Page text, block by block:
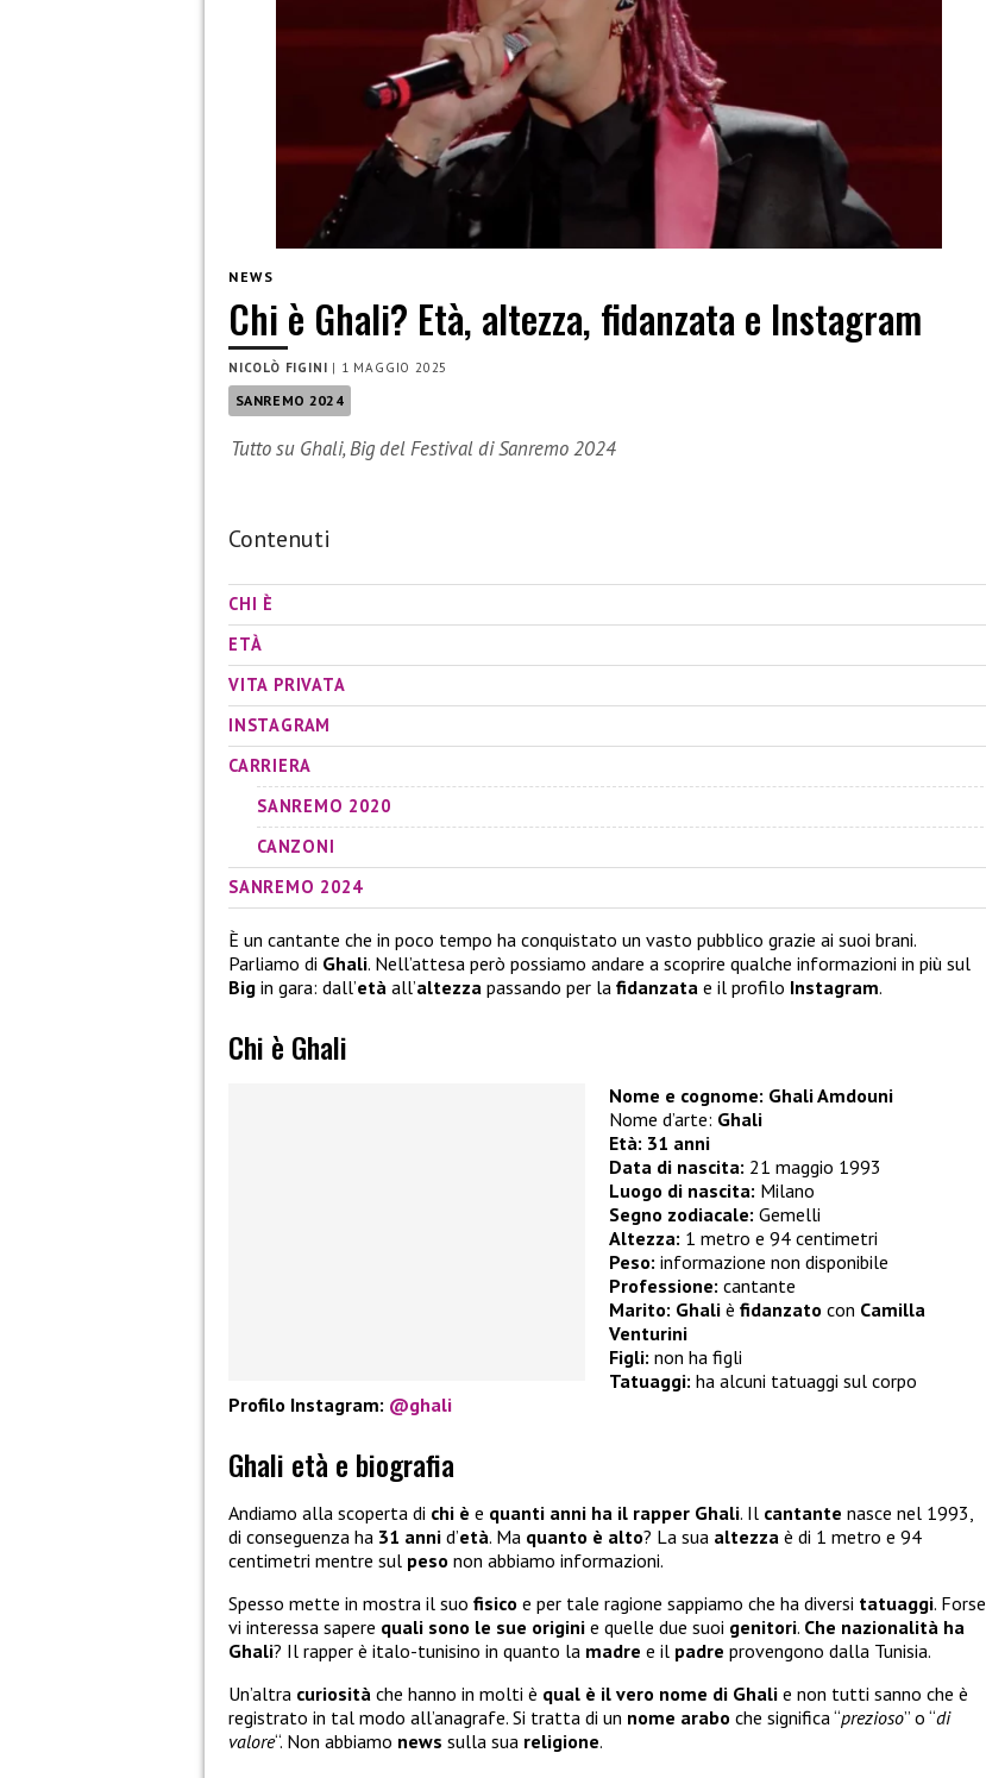
NEWS
Chi è Ghali? Età, altezza, fidanzata e Instagram
NICOLÒ FIGINI | 1 MAGGIO 2025
SANREMO 2024
Tutto su Ghali, Big del Festival di Sanremo 2024
Contenuti
CHI È
ETÀ
VITA PRIVATA
INSTAGRAM
CARRIERA
SANREMO 2020
CANZONI
SANREMO 2024
È un cantante che in poco tempo ha conquistato un vasto pubblico grazie ai suoi brani.
Parliamo di Ghali. Nell’attesa però possiamo andare a scoprire qualche informazioni in più sul
Big in gara: dall’età all’altezza passando per la fidanzata e il profilo Instagram.
Chi è Ghali
Nome e cognome: Ghali Amdouni
Nome d’arte: Ghali
Età: 31 anni
Data di nascita: 21 maggio 1993
Luogo di nascita: Milano
Segno zodiacale: Gemelli
Altezza: 1 metro e 94 centimetri
Peso: informazione non disponibile
Professione: cantante
Marito: Ghali è fidanzato con Camilla
Venturini
Figli: non ha figli
Tatuaggi: ha alcuni tatuaggi sul corpo
Profilo Instagram: @ghali
Ghali età e biografia
Andiamo alla scoperta di chi è e quanti anni ha il rapper Ghali. Il cantante nasce nel 1993,
di conseguenza ha 31 anni d’età. Ma quanto è alto? La sua altezza è di 1 metro e 94
centimetri mentre sul peso non abbiamo informazioni.
Spesso mette in mostra il suo fisico e per tale ragione sappiamo che ha diversi tatuaggi. Forse
vi interessa sapere quali sono le sue origini e quelle due suoi genitori. Che nazionalità ha
Ghali? Il rapper è italo-tunisino in quanto la madre e il padre provengono dalla Tunisia.
Un’altra curiosità che hanno in molti è qual è il vero nome di Ghali e non tutti sanno che è
registrato in tal modo all’anagrafe. Si tratta di un nome arabo che significa “prezioso” o “di
valore“. Non abbiamo news sulla sua religione.